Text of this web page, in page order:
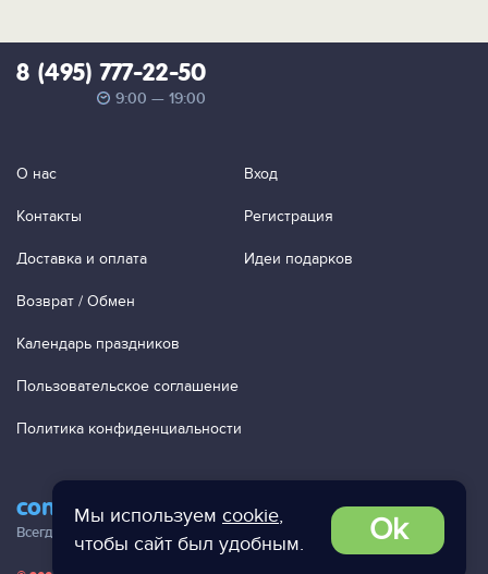
Мы используем cookie,
чтобы сайт был удобным.
Ok
contact@ac-studio.ru
Всегда отвечаем на ваши письма!
8 (495) 777-22-50
9:00 — 19:00
О нас
Контакты
Доставка и оплата
Возврат / Обмен
Календарь праздников
Пользовательское соглашение
Политика конфиденциальности
Вход
Регистрация
Идеи подарков